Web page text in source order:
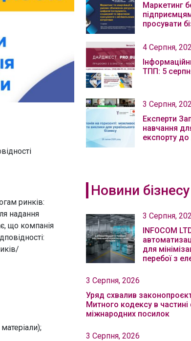
ринків:
надання
що компанія
Маркетинг
просувати
4 Серпня,
ТПП: 5
3 Серпня,
Експерти
навчання
експорту до
Новини бізнесу
3 Серпня,
INFOCOM
для
перебої з
3 Серпня, 2026
Уряд схвалив
Митного кодексу в
міжнародних посилок
3 Серпня, 2026